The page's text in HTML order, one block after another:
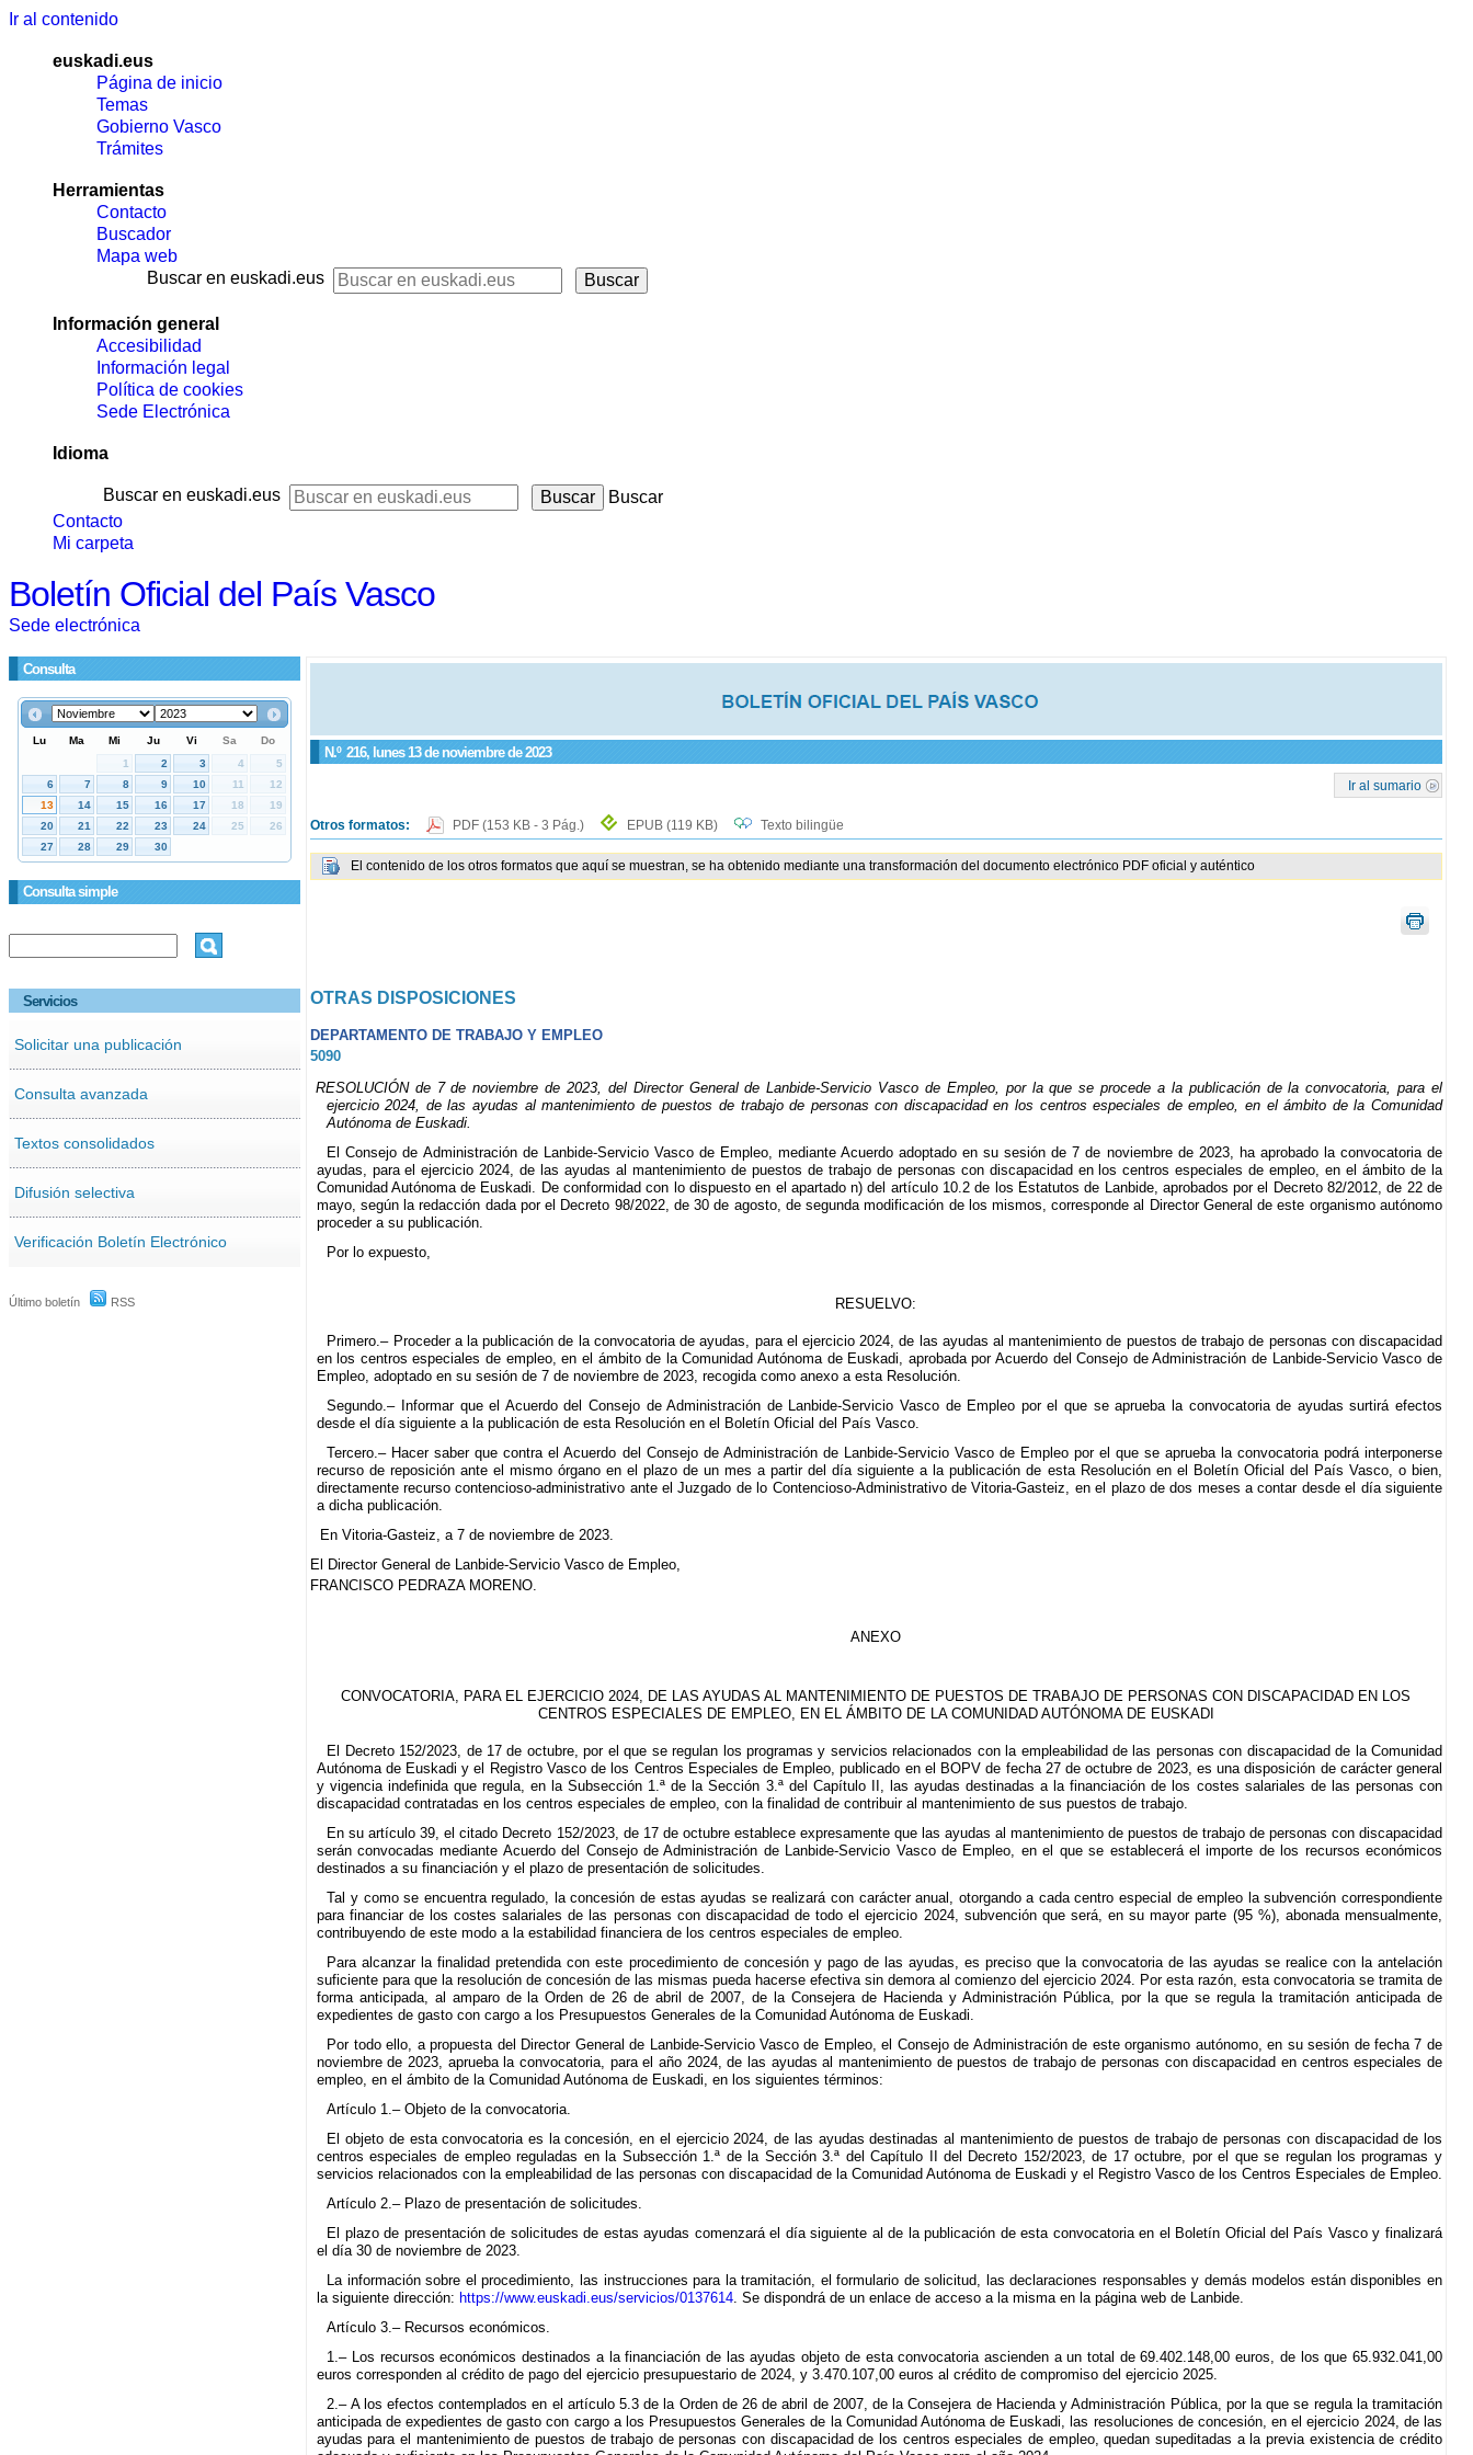
Ir al contenido
euskadi.eus
Página de inicio
Temas
Gobierno Vasco
Trámites
Herramientas
Contacto
Buscador
Mapa web
Buscar en euskadi.eus
Información general
Accesibilidad
Información legal
Política de cookies
Sede Electrónica
Idioma
Buscar en euskadi.eus
Buscar
Contacto
Mi carpeta
Boletín Oficial del País Vasco
Sede electrónica
Consulta
Consulta simple
Servicios
Solicitar una publicación
Consulta avanzada
Textos consolidados
Difusión selectiva
Verificación Boletín Electrónico
Último boletín RSS
N.º 216, lunes 13 de noviembre de 2023
Ir al sumario
Otros formatos: PDF (153 KB - 3 Pág.) EPUB (119 KB) Texto bilingüe
El contenido de los otros formatos que aquí se muestran, se ha obtenido mediante una transformación del documento electrónico PDF oficial y auténtico
OTRAS DISPOSICIONES
DEPARTAMENTO DE TRABAJO Y EMPLEO
5090
RESOLUCIÓN de 7 de noviembre de 2023, del Director General de Lanbide-Servicio Vasco de Empleo, por la que se procede a la publicación de la convocatoria, para el
ejercicio 2024, de las ayudas al mantenimiento de puestos de trabajo de personas con discapacidad en los centros especiales de empleo, en el ámbito de la Comunidad
Autónoma de Euskadi.
El Consejo de Administración de Lanbide-Servicio Vasco de Empleo, mediante Acuerdo adoptado en su sesión de 7 de noviembre de 2023, ha aprobado la convocatoria de
ayudas, para el ejercicio 2024, de las ayudas al mantenimiento de puestos de trabajo de personas con discapacidad en los centros especiales de empleo, en el ámbito de la
Comunidad Autónoma de Euskadi. De conformidad con lo dispuesto en el apartado n) del artículo 10.2 de los Estatutos de Lanbide, aprobados por el Decreto 82/2012, de 22 de
mayo, según la redacción dada por el Decreto 98/2022, de 30 de agosto, de segunda modificación de los mismos, corresponde al Director General de este organismo autónomo
proceder a su publicación.
Por lo expuesto,
RESUELVO:
Primero.– Proceder a la publicación de la convocatoria de ayudas, para el ejercicio 2024, de las ayudas al mantenimiento de puestos de trabajo de personas con discapacidad
en los centros especiales de empleo, en el ámbito de la Comunidad Autónoma de Euskadi, aprobada por Acuerdo del Consejo de Administración de Lanbide-Servicio Vasco de
Empleo, adoptado en su sesión de 7 de noviembre de 2023, recogida como anexo a esta Resolución.
Segundo.– Informar que el Acuerdo del Consejo de Administración de Lanbide-Servicio Vasco de Empleo por el que se aprueba la convocatoria de ayudas surtirá efectos
desde el día siguiente a la publicación de esta Resolución en el Boletín Oficial del País Vasco.
Tercero.– Hacer saber que contra el Acuerdo del Consejo de Administración de Lanbide-Servicio Vasco de Empleo por el que se aprueba la convocatoria podrá interponerse
recurso de reposición ante el mismo órgano en el plazo de un mes a partir del día siguiente a la publicación de esta Resolución en el Boletín Oficial del País Vasco, o bien,
directamente recurso contencioso-administrativo ante el Juzgado de lo Contencioso-Administrativo de Vitoria-Gasteiz, en el plazo de dos meses a contar desde el día siguiente
a dicha publicación.
En Vitoria-Gasteiz, a 7 de noviembre de 2023.
El Director General de Lanbide-Servicio Vasco de Empleo,
FRANCISCO PEDRAZA MORENO.
ANEXO
CONVOCATORIA, PARA EL EJERCICIO 2024, DE LAS AYUDAS AL MANTENIMIENTO DE PUESTOS DE TRABAJO DE PERSONAS CON DISCAPACIDAD EN LOS
CENTROS ESPECIALES DE EMPLEO, EN EL ÁMBITO DE LA COMUNIDAD AUTÓNOMA DE EUSKADI
El Decreto 152/2023, de 17 de octubre, por el que se regulan los programas y servicios relacionados con la empleabilidad de las personas con discapacidad de la Comunidad
Autónoma de Euskadi y el Registro Vasco de los Centros Especiales de Empleo, publicado en el BOPV de fecha 27 de octubre de 2023, es una disposición de carácter general
y vigencia indefinida que regula, en la Subsección 1.ª de la Sección 3.ª del Capítulo II, las ayudas destinadas a la financiación de los costes salariales de las personas con
discapacidad contratadas en los centros especiales de empleo, con la finalidad de contribuir al mantenimiento de sus puestos de trabajo.
En su artículo 39, el citado Decreto 152/2023, de 17 de octubre establece expresamente que las ayudas al mantenimiento de puestos de trabajo de personas con discapacidad
serán convocadas mediante Acuerdo del Consejo de Administración de Lanbide-Servicio Vasco de Empleo, en el que se establecerá el importe de los recursos económicos
destinados a su financiación y el plazo de presentación de solicitudes.
Tal y como se encuentra regulado, la concesión de estas ayudas se realizará con carácter anual, otorgando a cada centro especial de empleo la subvención correspondiente
para financiar de los costes salariales de las personas con discapacidad de todo el ejercicio 2024, subvención que será, en su mayor parte (95 %), abonada mensualmente,
contribuyendo de este modo a la estabilidad financiera de los centros especiales de empleo.
Para alcanzar la finalidad pretendida con este procedimiento de concesión y pago de las ayudas, es preciso que la convocatoria de las ayudas se realice con la antelación
suficiente para que la resolución de concesión de las mismas pueda hacerse efectiva sin demora al comienzo del ejercicio 2024. Por esta razón, esta convocatoria se tramita de
forma anticipada, al amparo de la Orden de 26 de abril de 2007, de la Consejera de Hacienda y Administración Pública, por la que se regula la tramitación anticipada de
expedientes de gasto con cargo a los Presupuestos Generales de la Comunidad Autónoma de Euskadi.
Por todo ello, a propuesta del Director General de Lanbide-Servicio Vasco de Empleo, el Consejo de Administración de este organismo autónomo, en su sesión de fecha 7 de
noviembre de 2023, aprueba la convocatoria, para el año 2024, de las ayudas al mantenimiento de puestos de trabajo de personas con discapacidad en centros especiales de
empleo, en el ámbito de la Comunidad Autónoma de Euskadi, en los siguientes términos:
Artículo 1.– Objeto de la convocatoria.
El objeto de esta convocatoria es la concesión, en el ejercicio 2024, de las ayudas destinadas al mantenimiento de puestos de trabajo de personas con discapacidad de los
centros especiales de empleo reguladas en la Subsección 1.ª de la Sección 3.ª del Capítulo II del Decreto 152/2023, de 17 octubre, por el que se regulan los programas y
servicios relacionados con la empleabilidad de las personas con discapacidad de la Comunidad Autónoma de Euskadi y el Registro Vasco de los Centros Especiales de Empleo.
Artículo 2.– Plazo de presentación de solicitudes.
El plazo de presentación de solicitudes de estas ayudas comenzará el día siguiente al de la publicación de esta convocatoria en el Boletín Oficial del País Vasco y finalizará
el día 30 de noviembre de 2023.
La información sobre el procedimiento, las instrucciones para la tramitación, el formulario de solicitud, las declaraciones responsables y demás modelos están disponibles en
la siguiente dirección: https://www.euskadi.eus/servicios/0137614. Se dispondrá de un enlace de acceso a la misma en la página web de Lanbide.
Artículo 3.– Recursos económicos.
1.– Los recursos económicos destinados a la financiación de las ayudas objeto de esta convocatoria ascienden a un total de 69.402.148,00 euros, de los que 65.932.041,00
euros corresponden al crédito de pago del ejercicio presupuestario de 2024, y 3.470.107,00 euros al crédito de compromiso del ejercicio 2025.
2.– A los efectos contemplados en el artículo 5.3 de la Orden de 26 de abril de 2007, de la Consejera de Hacienda y Administración Pública, por la que se regula la tramitación
anticipada de expedientes de gasto con cargo a los Presupuestos Generales de la Comunidad Autónoma de Euskadi, las resoluciones de concesión, en el ejercicio 2024, de las
ayudas para el mantenimiento de puestos de trabajo de personas con discapacidad de los centros especiales de empleo, quedan supeditadas a la previa existencia de crédito